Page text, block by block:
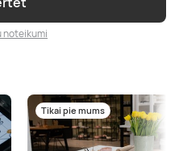
noteikumi
Tikai pie mums